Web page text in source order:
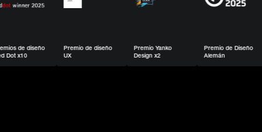
Premio de diseño
Premio Yanko
Premio de Diseño